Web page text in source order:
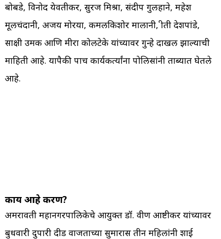
बोबडे, विनोद येवतीकर, सुरज मिश्रा, संदीप गुलहाने, महेश
मूलचंदानी, अजय मोरया, कमलकिशोर मालानी, प्रीती देशपांडे,
साक्षी उमक आणि मीरा कोलटेके यांच्यावर गुन्हे दाखल झाल्याची
माहिती आहे. यापैकी पाच कार्यकर्त्यांना पोलिसांनी ताब्यात घेतले
आहे.
काय आहे प्रकरण?
अमरावती महानगरपालिकेचे आयुक्त डॉ. प्रवीण आष्टीकर यांच्यावर
बुधवारी दुपारी दीड वाजताच्या सुमारास तीन महिलांनी शाई